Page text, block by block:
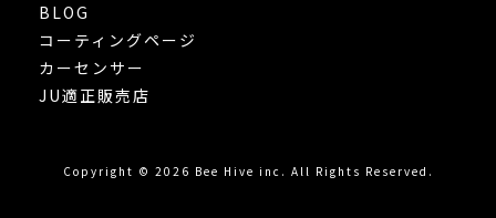
BLOG
コーティングページ
カーセンサー
JU適正販売店
Copyright © 2026 Bee Hive inc. All Rights Reserved.